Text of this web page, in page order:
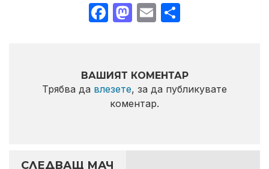
Facebook
Mastodon
Email
ВАШИЯТ КОМЕНТАР
Трябва да влезете, за да публикувате
коментар.
СЛЕДВАЩ МАЧ